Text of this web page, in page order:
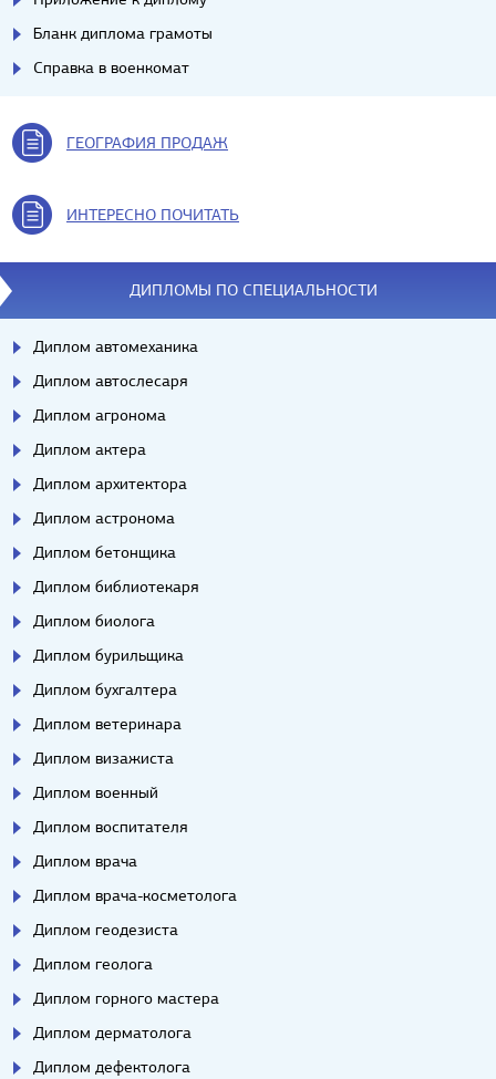
Бланк диплома грамоты
Справка в военкомат
ГЕОГРАФИЯ ПРОДАЖ
ИНТЕРЕСНО ПОЧИТАТЬ
ДИПЛОМЫ ПО СПЕЦИАЛЬНОСТИ
Диплом автомеханика
Диплом автослесаря
Диплом агронома
Диплом актера
Диплом архитектора
Диплом астронома
Диплом бетонщика
Диплом библиотекаря
Диплом биолога
Диплом бурильщика
Диплом бухгалтера
Диплом ветеринара
Диплом визажиста
Диплом военный
Диплом воспитателя
Диплом врача
Диплом врача-косметолога
Диплом геодезиста
Диплом геолога
Диплом горного мастера
Диплом дерматолога
Диплом дефектолога